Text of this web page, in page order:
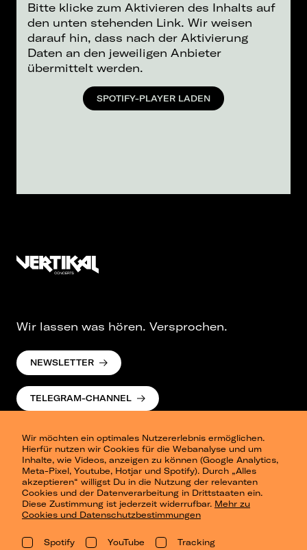
Bitte klicke zum Aktivieren des Inhalts auf
den unten stehenden Link. Wir weisen
darauf hin, dass nach der Aktivierung
Daten an den jeweiligen Anbieter
übermittelt werden.
SPOTIFY-PLAYER LADEN
Wir möchten ein optimales Nutzererlebnis ermöglichen.
Hierfür nutzen wir Cookies für die Webanalyse und um
Inhalte, wie Videos, anzeigen zu können (Google Analytics,
Meta-Pixel, Youtube, Hotjar und Spotify). Durch „Alles
akzeptieren“ willigst Du in die Nutzung der relevanten
Cookies und der Datenverarbeitung in Drittstaaten ein.
Diese Zustimmung ist jederzeit widerrufbar. Mehr zu
Cookies und Datenschutzbestimmungen
Spotify YouTube Tracking
Wir lassen was hören. Versprochen.
NEWSLETTER
TELEGRAM-CHANNEL
Presse
Berlin
Dresden
Leipzig